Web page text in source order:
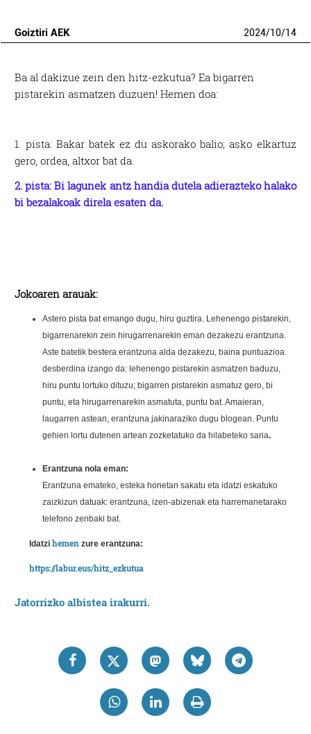
Goiztiri AEK 2024/10/14
Ba al dakizue zein den hitz-ezkutua? Ea bigarren
pistarekin asmatzen duzuen! Hemen doa:
1. pista: Bakar batek ez du askorako balio; asko elkartuz
gero, ordea, altxor bat da.
2. pista:Bi lagunek antz handia dutela adierazteko halako
bi bezalakoak direla esaten da.
Jokoaren arauak:
Astero pista bat emango dugu, hiru guztira. Lehenengo pistarekin,
bigarrenarekin zein hirugarrenarekin eman dezakezu erantzuna.
Aste batetik bestera erantzuna alda dezakezu, baina puntuazioa
desberdina izango da: lehenengo pistarekin asmatzen baduzu,
hiru puntu lortuko dituzu; bigarren pistarekin asmatuz gero, bi
puntu, eta hirugarrenarekin asmatuta, puntu bat. Amaieran,
laugarren astean, erantzuna jakinaraziko dugu blogean. Puntu
gehien lortu dutenen artean zozketatuko da hilabeteko saria.
Erantzuna nola eman:
Erantzuna emateko, esteka honetan sakatu eta idatzi eskatuko
zaizkizun datuak: erantzuna, izen-abizenak eta harremanetarako
telefono zenbaki bat.
Idatzihemen zure erantzuna:
https://labur.eus/hitz_ezkutua
Jatorrizko albistea irakurri.